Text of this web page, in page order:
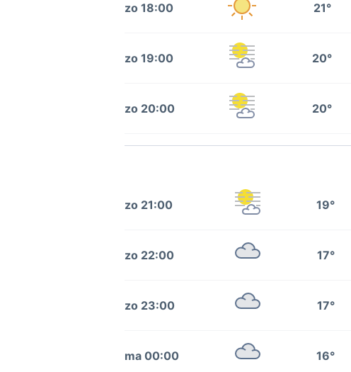
zo 18:00 21°
zo 19:00 20°
zo 20:00 20°
zo 21:00 19°
zo 22:00 17°
zo 23:00 17°
ma 00:00 16°